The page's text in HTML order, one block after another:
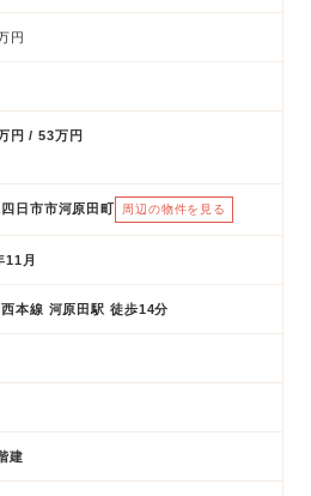
円
円 / 53万円
日市市河原田町 周辺の物件を見る
11月
西本線 河原田駅 徒歩14分
建